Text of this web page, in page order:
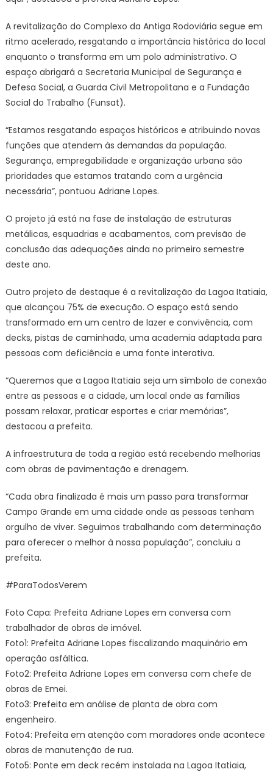
A revitalização do Complexo da Antiga Rodoviária segue em
ritmo acelerado, resgatando a importância histórica do local
enquanto o transforma em um polo administrativo. O
espaço abrigará a Secretaria Municipal de Segurança e
Defesa Social, a Guarda Civil Metropolitana e a Fundação
Social do Trabalho (Funsat).
“Estamos resgatando espaços históricos e atribuindo novas
funções que atendem às demandas da população.
Segurança, empregabilidade e organização urbana são
prioridades que estamos tratando com a urgência
necessária”, pontuou Adriane Lopes.
O projeto já está na fase de instalação de estruturas
metálicas, esquadrias e acabamentos, com previsão de
conclusão das adequações ainda no primeiro semestre
deste ano.
Outro projeto de destaque é a revitalização da Lagoa Itatiaia,
que alcançou 75% de execução. O espaço está sendo
transformado em um centro de lazer e convivência, com
decks, pistas de caminhada, uma academia adaptada para
pessoas com deficiência e uma fonte interativa.
“Queremos que a Lagoa Itatiaia seja um símbolo de conexão
entre as pessoas e a cidade, um local onde as famílias
possam relaxar, praticar esportes e criar memórias”,
destacou a prefeita.
A infraestrutura de toda a região está recebendo melhorias
com obras de pavimentação e drenagem.
“Cada obra finalizada é mais um passo para transformar
Campo Grande em uma cidade onde as pessoas tenham
orgulho de viver. Seguimos trabalhando com determinação
para oferecer o melhor à nossa população”, concluiu a
prefeita.
#ParaTodosVerem
Foto Capa: Prefeita Adriane Lopes em conversa com
trabalhador de obras de imóvel.
Foto1: Prefeita Adriane Lopes fiscalizando maquinário em
operação asfáltica.
Foto2: Prefeita Adriane Lopes em conversa com chefe de
obras de Emei.
Foto3: Prefeita em análise de planta de obra com
engenheiro.
Foto4: Prefeita em atenção com moradores onde acontece
obras de manutenção de rua.
Foto5: Ponte em deck recém instalada na Lagoa Itatiaia,